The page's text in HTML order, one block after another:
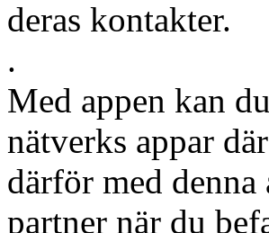
deras kontakter.
.
Med appen kan
nätverks appar
därför med
partner när du